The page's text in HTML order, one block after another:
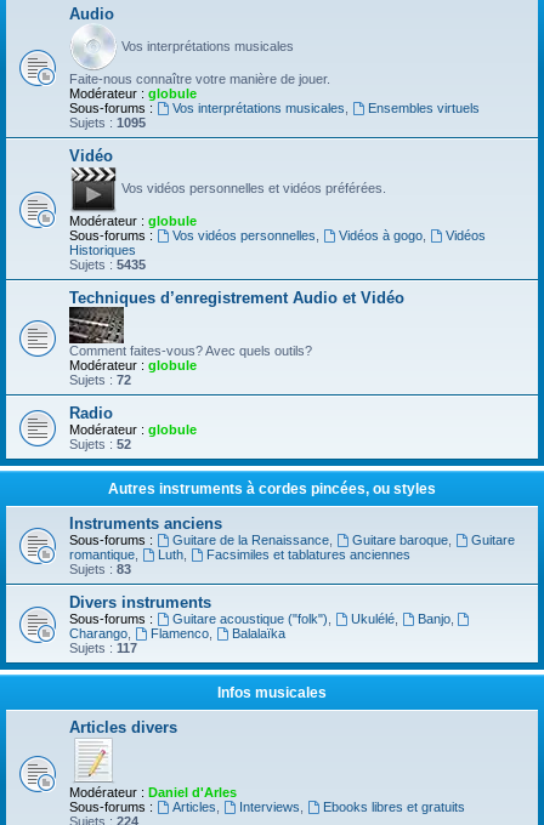
Audio
Vos interprétations musicales
Faite-nous connaître votre manière de jouer.
Modérateur : globule
Sous-forums :
Vos interprétations musicales
Ensembles virtuels
Sujets : 1095
Vidéo
Vos vidéos personnelles et vidéos préférées.
Modérateur : globule
Sous-forums :
Vos vidéos personnelles Vidéos à gogo,
Vidéos
Historiques
Sujets : 5435
Techniques d’enregistrement Audio et Vidéo
Comment faites-vous? Avec quels outils?
Modérateur : globule
Sujets : 72
Radio
Modérateur : globule
Sujets : 52
Autres instruments à cordes pincées, ou styles
Instruments anciens
Sous-forums : Guitare de la Renaissance, Guitare baroque,
Guitare
romantique
Luth,
Facsimiles et tablatures anciennes
Sujets : 83
Divers instruments
Sous-forums : Guitare acoustique ("folk") Ukulélé, Banjo,
Charango
Flamenco,
Balalaïka
Sujets : 117
Infos musicales
Articles divers
Modérateur : Daniel d'Arles
Sous-forums :
Articles Interviews
Ebooks libres et gratuits
Sujets : 224